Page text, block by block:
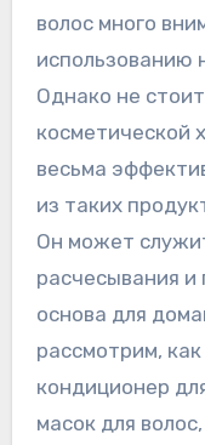
волос много
использованию
Однако не
косметической
весьма
из таких
Он может
расчесывания и
основа для
рассмотрим,
кондиционер
масок для